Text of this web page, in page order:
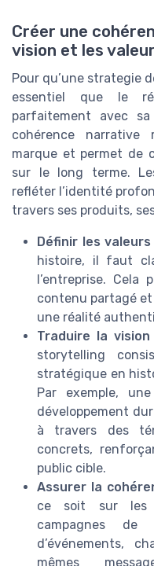
Créer une
vision et les
Pour qu’une strategie
essentiel que le
parfaitement avec
cohérence
marque et permet de
sur le long terme.
refléter l’identité
travers ses produits,
Définir les valeurs
histoire, il faut
l’entreprise.
contenu partagé et
une réalité
Traduire la
storytelling
stratégique en
Par exemple,
développement
à travers des
concrets,
public cible.
Assurer la
ce soit sur les
campagnes
d’événements,
mêmes